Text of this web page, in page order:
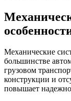
Механические
большинстве
грузовом
конструкции и
повышает